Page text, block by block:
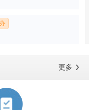
更多